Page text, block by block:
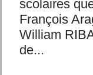
scolaires
François
William
de...